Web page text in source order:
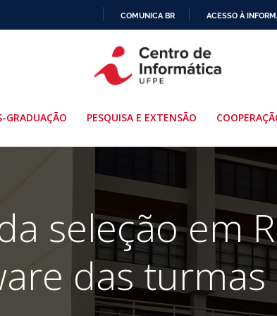
PARA
O
COMUNICA BR ACESSO À
GRADUAÇÃO PESQUISA E EXTENSÃO
seleção em
das